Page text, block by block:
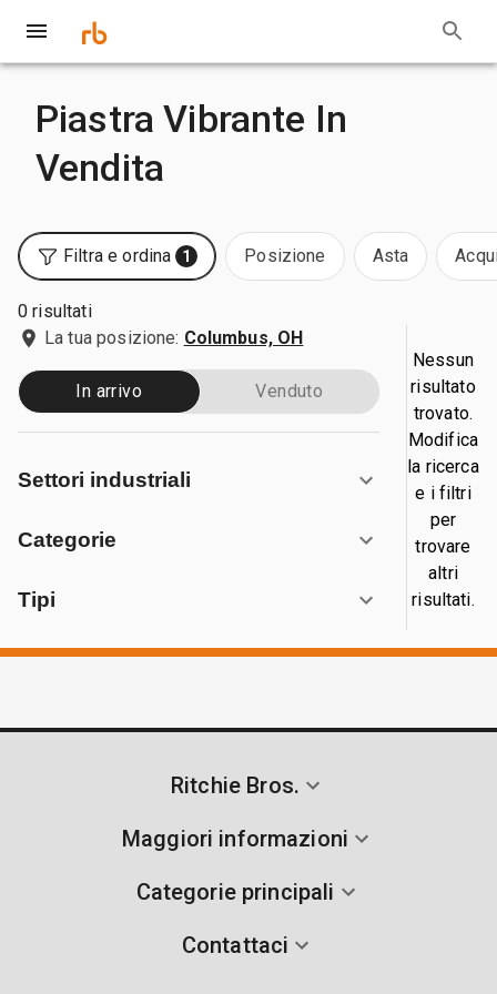
Piastra Vibrante In
Vendita
Filtra e ordina 1 Posizione Asta
0 risultati
La tua posizione: Columbus, OH
In arrivo Venduto
Settori industriali
Categorie
Tipi
Nessun
risultato
trovato.
Modifica
la ricerca
e i filtri
per
trovare
altri
risultati.
Ritchie Bros.
Maggiori informazioni
Categorie principali
Contattaci